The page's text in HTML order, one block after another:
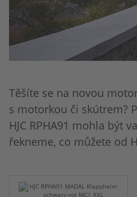
Těšíte se na novou
s motorkou či skútrem?
HJC RPHA91 mohla být
řekneme, co můžete od